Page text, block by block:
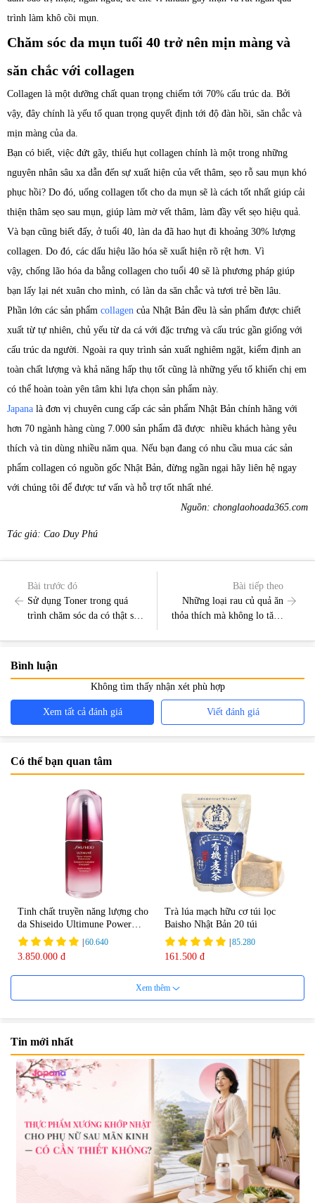
trình làm khô cồi mụn.
Chăm sóc da mụn tuổi 40 trở nên mịn màng và
săn chắc với collagen
Collagen là một dưỡng chất quan trọng chiếm tới 70% cấu trúc da. Bởi
vậy, đây chính là yếu tố quan trọng quyết định tới độ đàn hồi, săn chắc và
mịn màng của da.
Bạn có biết, việc đứt gãy, thiếu hụt collagen chính là một trong những
nguyên nhân sâu xa dẫn đến sự xuất hiện của vết thâm, sẹo rỗ sau mụn khó
phục hồi? Do đó, uống collagen tốt cho da mụn sẽ là cách tốt nhất giúp cải
thiện thâm sẹo sau mụn, giúp làm mờ vết thâm, làm đầy vết sẹo hiệu quả.
Và bạn cũng biết đấy, ở tuổi 40, làn da đã hao hụt đi khoảng 30% lượng
collagen. Do đó, các dấu hiệu lão hóa sẽ xuất hiện rõ rệt hơn. Vì
vậy, chống lão hóa da bằng collagen cho tuổi 40 sẽ là phương pháp giúp
bạn lấy lại nét xuân cho mình, có làn da săn chắc và tươi trẻ bền lâu.
Phần lớn các sản phẩm collagen của Nhật Bản đều là sản phẩm được chiết
xuất từ tự nhiên, chủ yếu từ da cá với đặc trưng và cấu trúc gần giống với
cấu trúc da người. Ngoài ra quy trình sản xuất nghiêm ngặt, kiểm định an
toàn chất lượng và khả năng hấp thụ tốt cũng là những yếu tố khiến chị em
có thể hoàn toàn yên tâm khi lựa chọn sản phẩm này.
Japana là đơn vị chuyên cung cấp các sản phẩm Nhật Bản chính hãng với
hơn 70 ngành hàng cùng 7.000 sản phẩm đã được nhiều khách hàng yêu
thích và tin dùng nhiều năm qua. Nếu bạn đang có nhu cầu mua các sản
phẩm collagen có nguồn gốc Nhật Bản, đừng ngần ngại hãy liên hệ ngay
với chúng tôi để được tư vấn và hỗ trợ tốt nhất nhé.
Nguồn: chonglaohoada365.com
Tác giả: Cao Duy Phú
Bài trước đó
Sử dụng Toner trong quá
trình chăm sóc da có thật sự
Bài tiếp theo
Những loại rau củ quả ăn
thỏa thích mà không lo tăng
Bình luận
Không tìm thấy nhận xét phù hợp
Xem tất cả đánh giá Viết đánh giá
Có thể bạn quan tâm
Tinh chất truyền năng lượng cho
da Shiseido Ultimune Power
75ml
|60.640
3.850.000 đ
Trà lúa mạch hữu cơ túi lọc
Baisho Nhật Bản 20 túi
|85.280
161.500 đ
Viên uống bổ não Ribeto Shoji
| 57.920
1.450.000 đ
Viên nang uống cải thiện thị lực,
trí nhớ DHA + EPA + Flaxseed
Oil 30 viên/gói - Date 02/2027
|52.346
225.000 đ
Xem thêm
Tin mới nhất